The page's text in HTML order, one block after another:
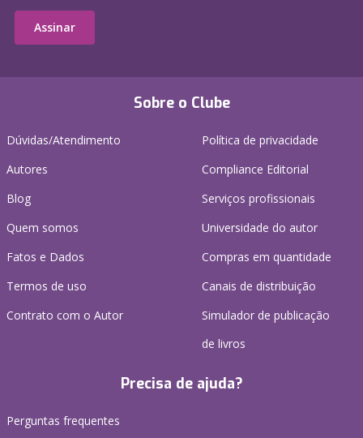
Sobre o Clube
Dúvidas/Atendimento
Autores
Blog
Quem somos
Fatos e Dados
Termos de uso
Contrato com o Autor
Política de privacidade
Compliance Editorial
Serviços profissionais
Universidade do autor
Compras em quantidade
Canais de distribuição
Simulador de publicação
de livros
Precisa de ajuda?
Perguntas frequentes
Assinar